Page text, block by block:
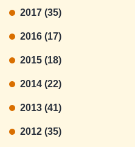
2017 (35)
2016 (17)
2015 (18)
2014 (22)
2013 (41)
2012 (35)